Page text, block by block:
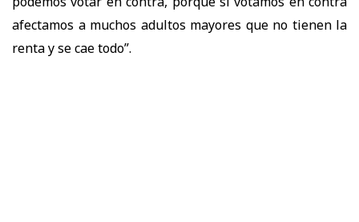
afectamos a muchos adultos mayores que no tienen la
renta y se cae todo”.